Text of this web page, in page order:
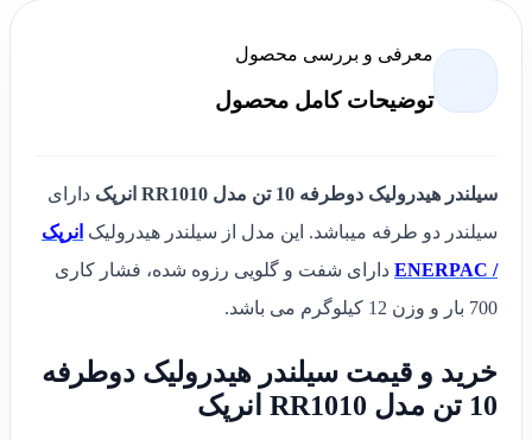
معرفی و بررسی محصول
توضیحات کامل محصول
سیلندر هیدرولیک دوطرفه 10 تن مدل RR1010 انرپک
دارای
سیلندر دو طرفه میباشد. این مدل از سیلندر هیدرولیک انرپک
/ ENERPAC
دارای شفت و گلویی رزوه شده، فشار کاری
700 بار و وزن 12 کیلوگرم می باشد.
خرید و قیمت سیلندر هیدرولیک دوطرفه
10 تن مدل RR1010 انرپک